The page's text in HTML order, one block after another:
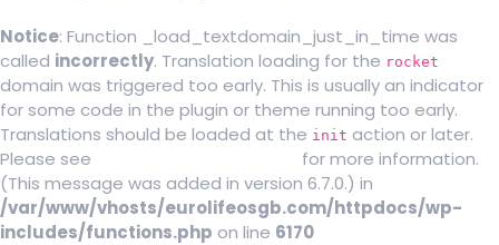
Notice: Function _load_textdomain_just_in_time was
called incorrectly. Translation loading for the rocket
domain was triggered too early. This is usually an indicator
for some code in the plugin or theme running too early.
Translations should be loaded at the init action or later.
Please see
for more information.
(This message was added in version 6.7.0.) in
/var/www/vhosts/eurolifeosgb.com/httpdocs/wp-
includes/functions.php on line 6170